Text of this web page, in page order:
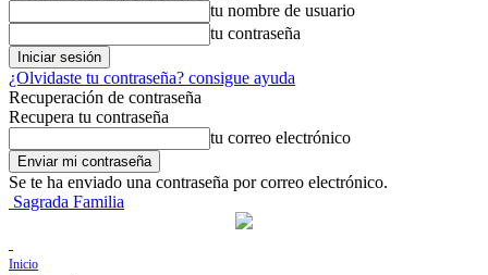
tu nombre de usuario
tu contraseña
¿Olvidaste tu contraseña? consigue ayuda
Recuperación de contraseña
Recupera tu contraseña
tu correo electrónico
Se te ha enviado una contraseña por correo electrónico.
Sagrada Familia
Inicio